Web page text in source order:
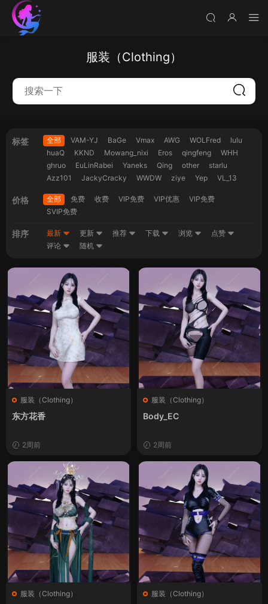
服装（Clothing）
标签 全部 VAM-YJ BaGe Vmax AWG WOLFred
lulu
huaQ
KKND Mowang_nixi Eros qingfeng
WHH
ghruo
EuLinRabei Yaneks Qing other
starlu
Azz101
JackyCracky WWDW ziye Yep VL_13
价格 全部 免费 收费 VIP免费 VIP优惠
VIP免费
SVIP免费
排序 最新 更新 推荐 下载 浏览
点赞
评论
随机
服装（Clothing）
东方花香
2周前
服装（Clothing）
Body_EC
2周前
服装（Clothing） 服装（Clothing）